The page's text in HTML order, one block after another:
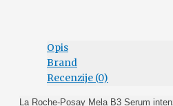
Opis
Brand
Recenzije (0)
La Roche-Posay Mela B3 Serum